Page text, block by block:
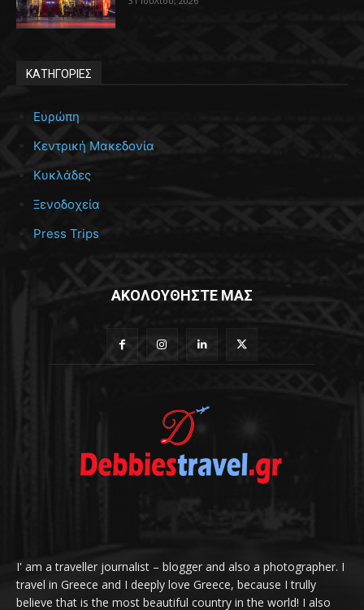
ΚΑΤΗΓΟΡΙΕΣ
Ευρώπη
Κεντρική Μακεδονία
Κυκλάδες
Ξενοδοχεία
Press Trips
ΑΚΟΛΟΥΘΗΣΤΕ ΜΑΣ
I' am a traveller journalist – blogger and also a photographer. I
travel in Greece and I deeply love Greece, because I trully
believe that is the most beautiful country in the world! I also